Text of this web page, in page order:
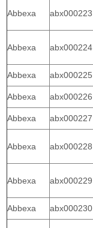
Abbexa abx000223
Abbexa abx000224
Abbexa abx000225
Abbexa abx000226
Abbexa abx000227
Abbexa abx000228
Abbexa abx000229
Abbexa abx000230